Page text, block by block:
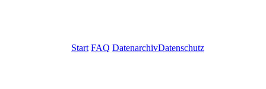
Start FAQ DatenarchivDatenschutz